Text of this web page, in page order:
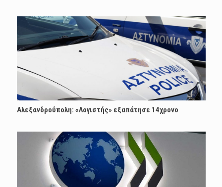
Αλεξανδρούπολη: «Λογιστής» εξαπάτησε 14χρονο